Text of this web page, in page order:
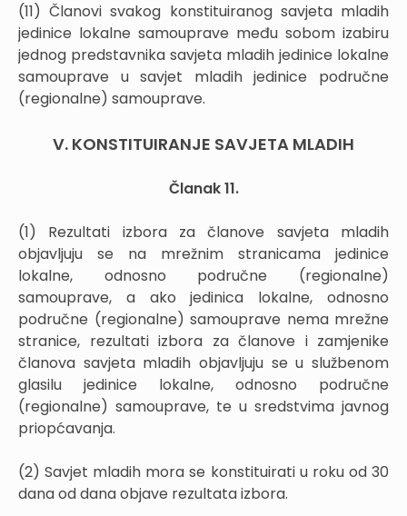
(11) Članovi svakog konstituiranog savjeta mladih
jedinice lokalne samouprave među sobom izabiru
jednog predstavnika savjeta mladih jedinice lokalne
samouprave u savjet mladih jedinice područne
(regionalne) samouprave.
V. KONSTITUIRANJE SAVJETA MLADIH
Članak 11.
(1) Rezultati izbora za članove savjeta mladih
objavljuju se na mrežnim stranicama jedinice
lokalne, odnosno područne (regionalne)
samouprave, a ako jedinica lokalne, odnosno
područne (regionalne) samouprave nema mrežne
stranice, rezultati izbora za članove i zamjenike
članova savjeta mladih objavljuju se u službenom
glasilu jedinice lokalne, odnosno područne
(regionalne) samouprave, te u sredstvima javnog
priopćavanja.
(2) Savjet mladih mora se konstituirati u roku od 30
dana od dana objave rezultata izbora.